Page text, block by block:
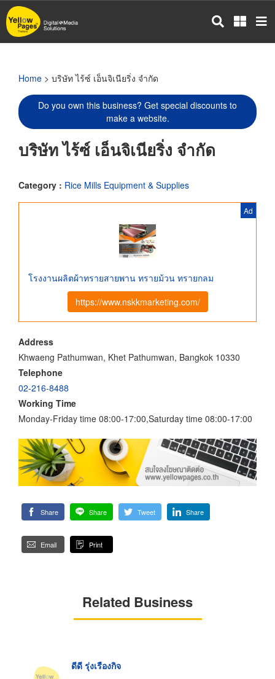
Skip
to
main
Home > บริษัท ไร้ซ์ เอ็นจิเนียริ่ง จำกัด
Do you own this business? Get special discounts to
make a website.
บริษัท ไร้ซ์ เอ็นจิเนียริ่ง จำกัด
Category : Rice Mills Equipment & Supplies
Ad
โรงงานผลิตผ้าทรายสายพาน ทรายม้วน ทรายกลม
https://www.nskkmarketing.com/
Address
Khwaeng Pathumwan, Khet Pathumwan, Bangkok 10330
Telephone
02-216-8488
Working Time
Monday-Friday time 08:00-17:00,Saturday time 08:00-17:00
Share Share Tweet Share
Email Print
Related Business
ดีดี รุ่งเรืองกิจ